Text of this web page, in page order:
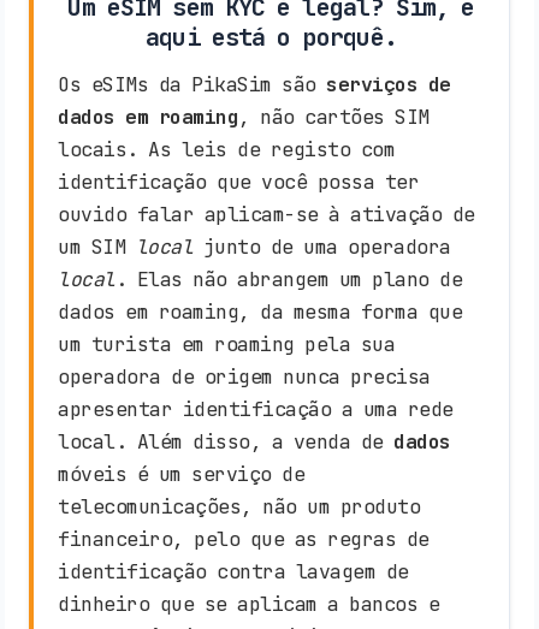
Um eSIM sem KYC é legal? Sim, e
aqui está o porquê.
Os eSIMs da PikaSim são serviços de
dados em roaming, não cartões SIM
locais. As leis de registo com
identificação que você possa ter
ouvido falar aplicam-se à ativação de
um SIM local junto de uma operadora
local . Elas não abrangem um plano de
dados em roaming, da mesma forma que
um turista em roaming pela sua
operadora de origem nunca precisa
apresentar identificação a uma rede
local. Além disso, a venda de dados
móveis é um serviço de
telecomunicações, não um produto
financeiro, pelo que as regras de
identificação contra lavagem de
dinheiro que se aplicam a bancos e